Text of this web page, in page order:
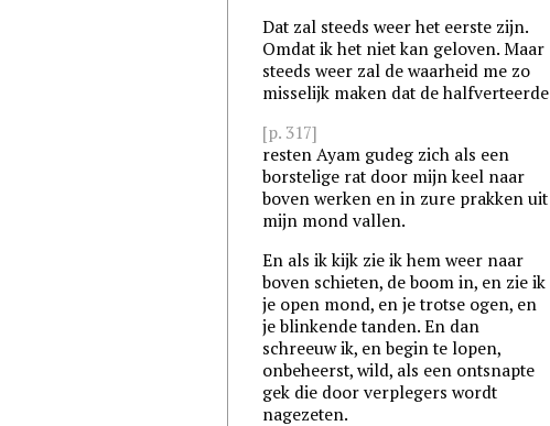
Dat zal steeds weer het eerste zijn.
Omdat ik het niet kan geloven. Maar
steeds weer zal de waarheid me zo
misselijk maken dat de halfverteerde
[p. 317]
resten Ayam gudeg zich als een
borstelige rat door mijn keel naar
boven werken en in zure prakken uit
mijn mond vallen.
En als ik kijk zie ik hem weer naar
boven schieten, de boom in, en zie ik
je open mond, en je trotse ogen, en
je blinkende tanden. En dan
schreeuw ik, en begin te lopen,
onbeheerst, wild, als een ontsnapte
gek die door verplegers wordt
nagezeten.